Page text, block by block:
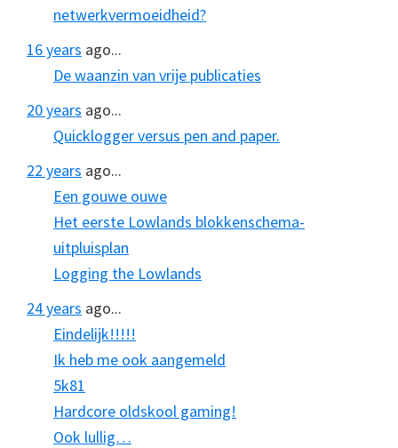
netwerkvermoeidheid?
16 years ago...
De waanzin van vrije publicaties
20 years ago...
Quicklogger versus pen and paper.
22 years ago...
Een gouwe ouwe
Het eerste Lowlands blokkenschema-
uitpluisplan
Logging the Lowlands
24 years ago...
Eindelijk!!!!!
Ik heb me ook aangemeld
5k81
Hardcore oldskool gaming!
Ook lullig…